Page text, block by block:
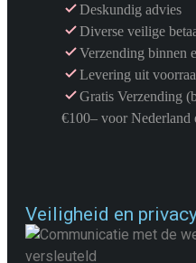
Deskundig advies
Diverse veilige
Verzending binnen
Levering uit
Gratis Verzending
€100– voor Nederland
Veiligheid en